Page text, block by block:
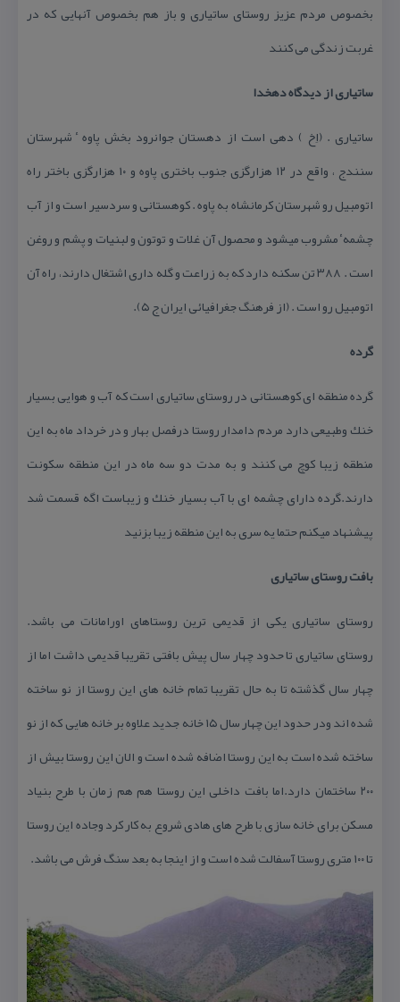
بخصوص مردم عزیز روستای ساتیاری و باز هم بخصوص آنهایی كه در
غربت زندگی می كنند
ساتیاری از دیدگاه دهخدا
ساتیاری . (اِخ ) دهی است از دهستان جوانرود بخش پاوه ٔ شهرستان
سنندج ، واقع در ۱۲ هزارگزی جنوب باختری پاوه و ۱۰ هزارگزی باختر راه
اتومبیل رو شهرستان كرمانشاه به پاوه . كوهستانی و سردسیر است و از آب
چشمه ٔ مشروب میشود و محصول آن غلات و توتون و لبنیات و پشم و روغن
است . ۳۸۸ تن سكنه دارد كه به زراعت و گله داری اشتغال دارند، راه آن
اتومبیل رو است . (از فرهنگ جغرافیائی ایران ج ۵).
گرده
گرده منطقه ای كوهستانی در روستای ساتیاری است كه آب و هوایی بسیار
خنك وطبیعی دارد مردم دامدار روستا درفصل بهار و در خرداد ماه به این
منطقه زیبا كوچ می كنند و به مدت دو سه ماه در این منطقه سكونت
دارند.گرده دارای چشمه ای با آب بسیار خنك و زیباست اگه قسمت شد
پیشنهاد میكنم حتما یه سری به این منطقه زیبا بزنید
بافت روستای ساتیاری
روستای ساتیاری یكی از قدیمی ترین روستاهای اورامانات می باشد.
روستای ساتیاری تا حدود چهار سال پیش بافتی تقریبا قدیمی داشت اما از
چهار سال گذشته تا به حال تقریبا تمام خانه های این روستا از نو ساخته
شده اند ودر حدود این چهار سال ۱۵ خانه جدید علاوه بر خانه هایی كه از نو
ساخته شده است به این روستا اضافه شده است و الان این روستا بیش از
۲۰۰ ساختمان دارد.اما بافت داخلی این روستا هم هم زمان با طرح بنیاد
مسكن برای خانه سازی با طرح های هادی شروع به كار كرد وجاده این روستا
تا ۱۰۰ متری روستا آسفالت شده است و از اینجا به بعد سنگ فرش می باشد.